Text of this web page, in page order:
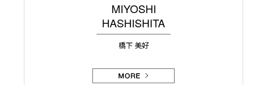
MIYOSHI
HASHISHITA
橋下 美好